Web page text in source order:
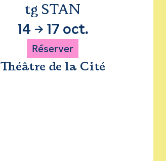
tg STAN
14→ 17 oct.
Réserver
Théâtre de la Cité